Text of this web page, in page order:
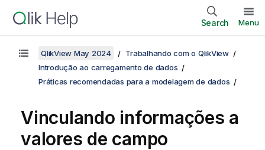
Search Menu
QlikView May 2024
Trabalhando com o QlikView
Introdução ao carregamento de dados
Práticas recomendadas para a modelagem de dados
Vinculando informações a
valores de campo